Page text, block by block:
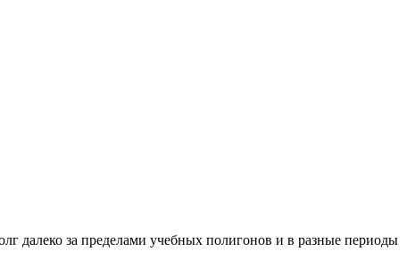
далеко за пределами учебных полигонов и в разные периоды